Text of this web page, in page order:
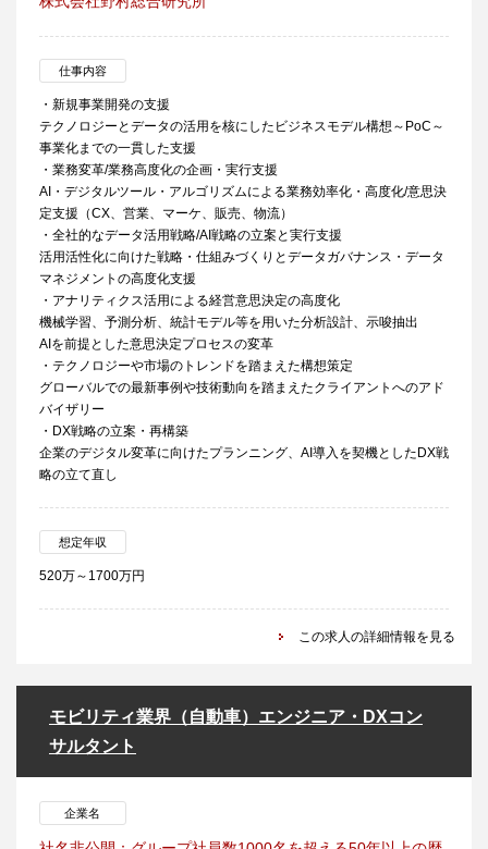
仕事内容
・新規事業開発の支援
テクノロジーとデータの活用を核にしたビジネスモデル構想～PoC～
事業化までの一貫した支援
・業務変革/業務高度化の企画・実行支援
AI・デジタルツール・アルゴリズムによる業務効率化・高度化/意思決
定支援（CX、営業、マーケ、販売、物流）
・全社的なデータ活用戦略/AI戦略の立案と実行支援
活用活性化に向けた戦略・仕組みづくりとデータガバナンス・データ
マネジメントの高度化支援
・アナリティクス活用による経営意思決定の高度化
機械学習、予測分析、統計モデル等を用いた分析設計、示唆抽出
AIを前提とした意思決定プロセスの変革
・テクノロジーや市場のトレンドを踏まえた構想策定
グローバルでの最新事例や技術動向を踏まえたクライアントへのアド
バイザリー
・DX戦略の立案・再構築
企業のデジタル変革に向けたプランニング、AI導入を契機としたDX戦
略の立て直し
想定年収
520万～1700万円
この求人の詳細情報を見る
モビリティ業界（自動車）エンジニア・DXコン
サルタント
企業名